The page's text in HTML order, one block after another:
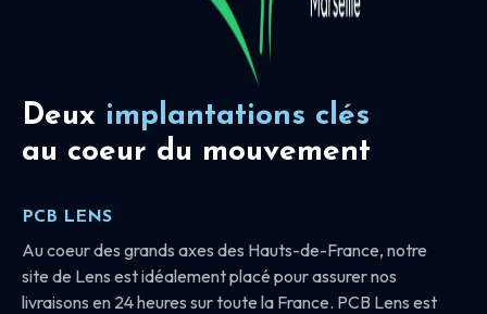
Deux implantations clés
au coeur du mouvement
PCB LENS
Au coeur des grands axes des Hauts-de-France, notre
site de Lens est idéalement placé pour assurer nos
livraisons en 24 heures sur toute la France. PCB Lens est